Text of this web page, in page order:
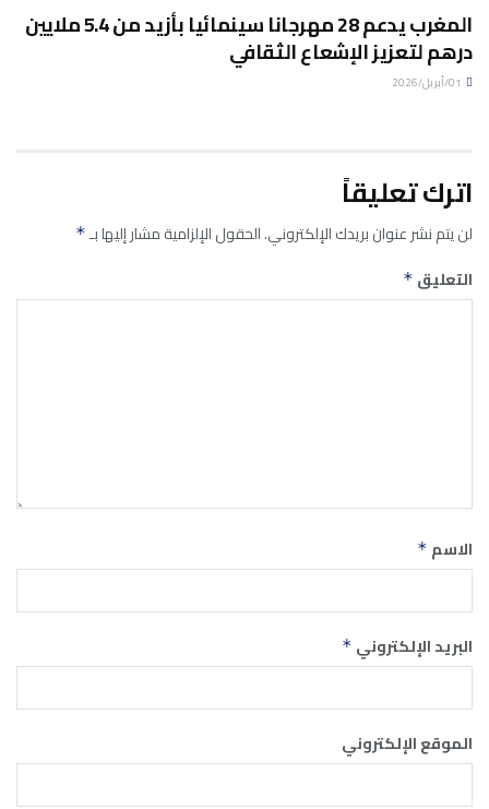
المغرب يدعم 28 مهرجانا سينمائيا بأزيد من 5.4 ملايين
درهم لتعزيز الإشعاع الثقافي
اترك تعليقاً
لن يتم نشر عنوان بريدك الإلكتروني.الحقول الإلزامية مشار إليها بـ*
التعليق *
الاسم *
البريد الإلكتروني *
الموقع الإلكتروني